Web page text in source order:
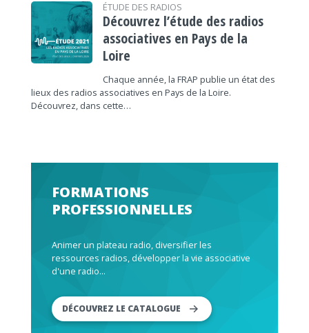
ÉTUDE DES RADIOS
Découvrez l’étude des radios
associatives en Pays de la
Loire
Chaque année, la FRAP publie un état des
lieux des radios associatives en Pays de la Loire.
Découvrez, dans cette…
FORMATIONS
PROFESSIONNELLES
Animer un plateau radio, diversifier les
ressources radios, développer la vie associative
d'une radio...
DÉCOUVREZ LE CATALOGUE